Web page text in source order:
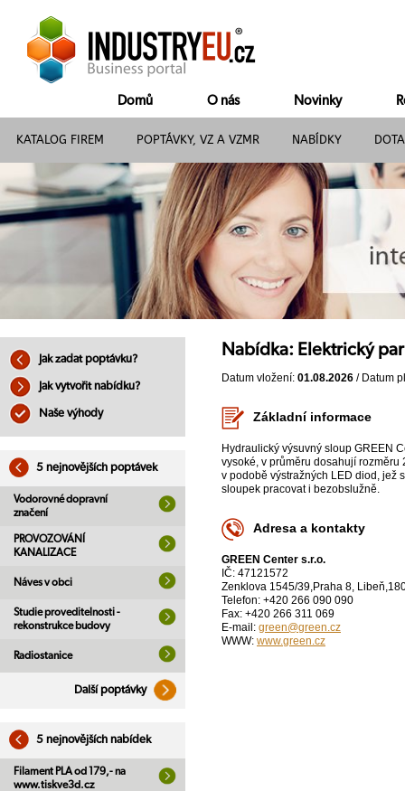
Domů O nás Novinky
KATALOG FIREM POPTÁVKY, VZ A VZMR NABÍDKY
Jak zadat poptávku?
Jak vytvořit nabídku?
Naše výhody
5 nejnovějších poptávek
Vodorovné dopravní
značení
PROVOZOVÁNÍ
KANALIZACE
Náves v obci
Studie proveditelnosti -
rekonstrukce budovy
Radiostanice
Další poptávky
5 nejnovějších nabídek
Filament PLA od 179,- na
www.tiskve3d.cz
Nabídka: Elektrický
Datum vložení: 01.08.2026 / Datum
Základní informace
Hydraulický výsuvný sloup GREEN
vysoké, v průměru dosahují
v podobě výstražných LED diod, jež
sloupek pracovat i bezobslužně.
Adresa a kontakty
GREEN Center s.r.o.
IČ: 47121572
Zenklova 1545/39,Praha 8,
Telefon: +420 266 090 090
Fax: +420 266 311 069
E-mail: green@green.cz
WWW: www.green.cz